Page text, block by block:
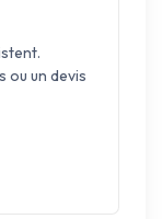
ou un devis